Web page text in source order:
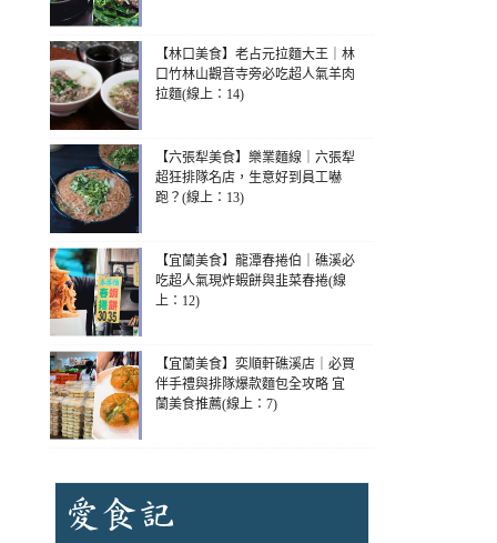
【林口美食】老占元拉麵大王｜林
口竹林山觀音寺旁必吃超人氣羊肉
拉麵(線上：14)
【六張犁美食】樂業麵線｜六張犁
超狂排隊名店，生意好到員工嚇
跑？(線上：13)
【宜蘭美食】龍潭春捲伯｜礁溪必
吃超人氣現炸蝦餅與韭菜春捲(線
上：12)
【宜蘭美食】奕順軒礁溪店｜必買
伴手禮與排隊爆款麵包全攻略 宜
蘭美食推薦(線上：7)